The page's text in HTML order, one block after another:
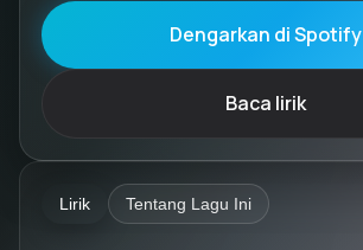
Dengarkan di Spotify
Baca lirik
Lirik Tentang Lagu Ini